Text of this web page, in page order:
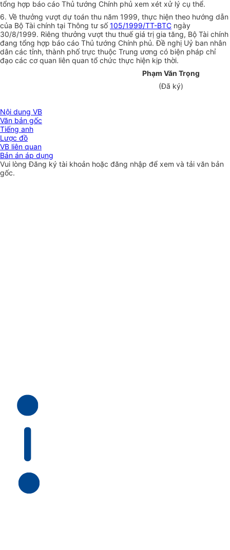
tổng hợp báo cáo Thủ tướng Chính phủ xem xét xử lý cụ thể.
6. Về thưởng vượt dự toán thu năm 1999, thực hiện theo hướng dẫn
của Bộ Tài chính tại Thông tư số105/1999/TT-BTC ngày
30/8/1999. Riêng thưởng vượt thu thuế giá trị gia tăng, Bộ Tài chính
đang tổng hợp báo cáo Thủ tướng Chính phủ. Đề nghị Uỷ ban nhân
dân các tỉnh, thành phố trực thuộc Trung ương có biện pháp chỉ
đạo các cơ quan liên quan tổ chức thực hiện kịp thời.
Phạm Văn Trọng
(Đã ký)
Nội dung VB
Văn bản gốc
Tiếng anh
Lược đồ
VB liên quan
Bản án áp dụng
Vui lòngĐăng ký tài khoản hoặc đăng nhập để xem và tải văn bản
gốc.